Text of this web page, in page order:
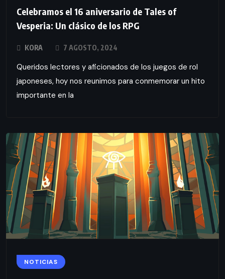
Celebramos el 16 aniversario de Tales of
Vesperia: Un clásico de los RPG
KORA 7 AGOSTO, 2024
Queridos lectores y aficionados de los juegos de rol
japoneses, hoy nos reunimos para conmemorar un hito
importante en la
NOTICIAS